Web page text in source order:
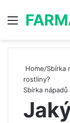
Menu
Home/Sbírka
rostliny?
Sbírka nápadů